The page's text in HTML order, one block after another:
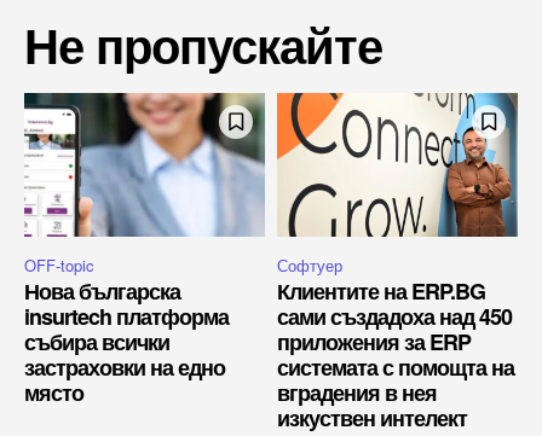
Не пропускайте
OFF-topic
Нова българска
insurtech платформа
събира всички
застраховки на едно
място
Софтуер
Клиентите на ERP.BG
сами създадоха над 450
приложения за ERP
системата с помощта на
вградения в нея
изкуствен интелект